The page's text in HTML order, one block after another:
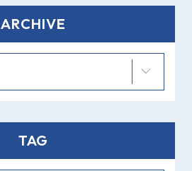
ARCHIVE
TAG